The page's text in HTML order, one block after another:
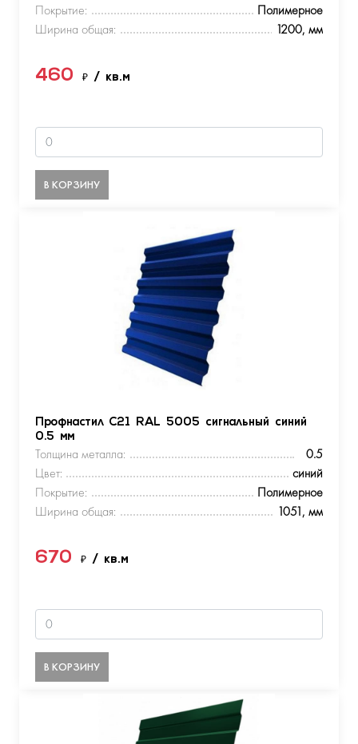
Покрытие:
Полимерное
Ширина общая:
1200, мм
460 ₽ / кв.м
В КОРЗИНУ
Профнастил С21 RAL 5005 сигнальный синий
0.5 мм
Толщина металла:
0.5
Цвет:
синий
Покрытие:
Полимерное
Ширина общая:
1051, мм
670 ₽ / кв.м
В КОРЗИНУ